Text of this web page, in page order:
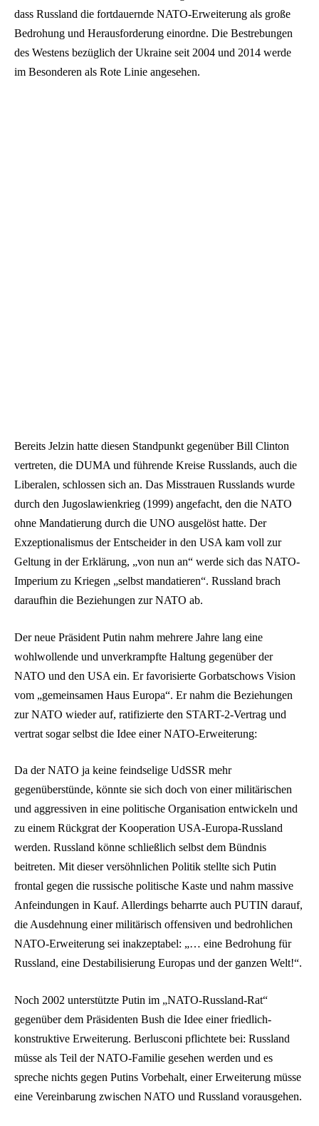
dass Russland die fortdauernde NATO-Erweiterung als große
Bedrohung und Herausforderung einordne. Die Bestrebungen
des Westens bezüglich der Ukraine seit 2004 und 2014 werde
im Besonderen als Rote Linie angesehen.
Bereits Jelzin hatte diesen Standpunkt gegenüber Bill Clinton
vertreten, die DUMA und führende Kreise Russlands, auch die
Liberalen, schlossen sich an. Das Misstrauen Russlands wurde
durch den Jugoslawienkrieg (1999) angefacht, den die NATO
ohne Mandatierung durch die UNO ausgelöst hatte. Der
Exzeptionalismus der Entscheider in den USA kam voll zur
Geltung in der Erklärung, „von nun an“ werde sich das NATO-
Imperium zu Kriegen „selbst mandatieren“. Russland brach
daraufhin die Beziehungen zur NATO ab.
Der neue Präsident Putin nahm mehrere Jahre lang eine
wohlwollende und unverkrampfte Haltung gegenüber der
NATO und den USA ein. Er favorisierte Gorbatschows Vision
vom „gemeinsamen Haus Europa“. Er nahm die Beziehungen
zur NATO wieder auf, ratifizierte den START-2-Vertrag und
vertrat sogar selbst die Idee einer NATO-Erweiterung:
Da der NATO ja keine feindselige UdSSR mehr
gegenüberstünde, könnte sie sich doch von einer militärischen
und aggressiven in eine politische Organisation entwickeln und
zu einem Rückgrat der Kooperation USA-Europa-Russland
werden. Russland könne schließlich selbst dem Bündnis
beitreten. Mit dieser versöhnlichen Politik stellte sich Putin
frontal gegen die russische politische Kaste und nahm massive
Anfeindungen in Kauf. Allerdings beharrte auch PUTIN darauf,
die Ausdehnung einer militärisch offensiven und bedrohlichen
NATO-Erweiterung sei inakzeptabel: „… eine Bedrohung für
Russland, eine Destabilisierung Europas und der ganzen Welt!“.
Noch 2002 unterstützte Putin im „NATO-Russland-Rat“
gegenüber dem Präsidenten Bush die Idee einer friedlich-
konstruktive Erweiterung. Berlusconi pflichtete bei: Russland
müsse als Teil der NATO-Familie gesehen werden und es
spreche nichts gegen Putins Vorbehalt, einer Erweiterung müsse
eine Vereinbarung zwischen NATO und Russland vorausgehen.